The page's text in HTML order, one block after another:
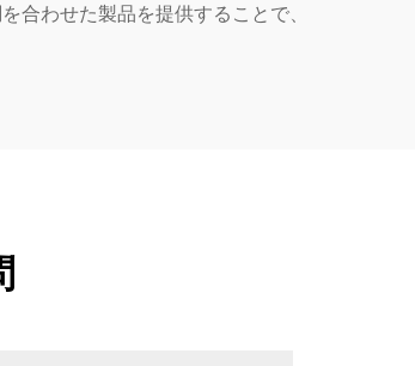
合わせた製品を提供することで、